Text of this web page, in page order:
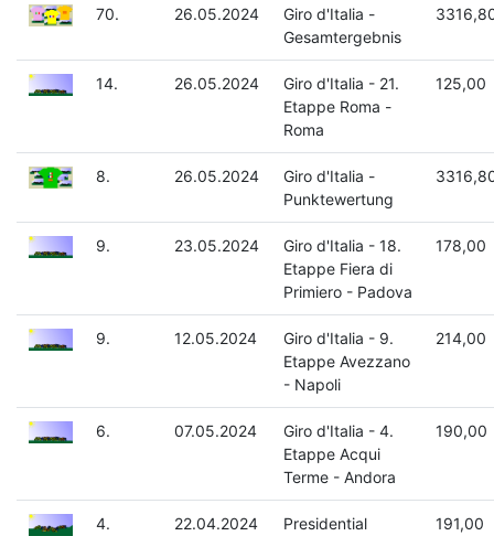
70. 26.05.2024
Giro d'Italia -
Gesamtergebnis
14. 26.05.2024
Giro d'Italia - 21.
Etappe Roma -
Roma
125,00
8. 26.05.2024
Giro d'Italia -
Punktewertung
9. 23.05.2024
Giro d'Italia - 18.
Etappe Fiera di
Primiero - Padova
178,00
9. 12.05.2024
Giro d'Italia - 9.
Etappe Avezzano
- Napoli
214,00
6. 07.05.2024
Giro d'Italia - 4.
Etappe Acqui
Terme - Andora
190,00
4. 22.04.2024
Presidential
191,00